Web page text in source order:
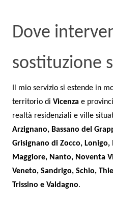
Dove
sostituzione
Il mio servizio si estende in
territorio diVicenza e
realtà residenziali e ville
Arzignano, Bassano del
Grisignano di Zocco,
Maggiore, Nanto, Noventa
Veneto, Sandrigo, Schio,
Trissino e Valdagno.